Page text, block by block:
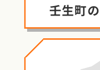
壬生町の